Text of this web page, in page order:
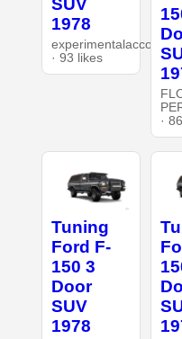
SUV
1978
experimentalaccount
· 93 likes
·
Tuning
Ford F-
150 3
Door
SUV
1978